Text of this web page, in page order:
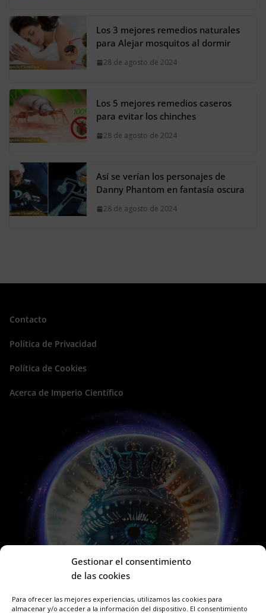
Gestionar el consentimiento
de las cookies
Para ofrecer las mejores experiencias, utilizamos las cookies para
almacenar y/o acceder a la información del dispositivo. El consentimiento
Los 3 mejores remedios naturales
para Alejar mosquitos al dormir
28 de agosto de 2024
Los 5 mejores remedios caseros
para evitar los chinches
28 de agosto de 2024
Así se verían los personajes de
Danny Phantom en fantasía oscura
28 de agosto de 2024
Contacto
Política de Privacidad
Política de Cookies
Acerca de Imperio Científico